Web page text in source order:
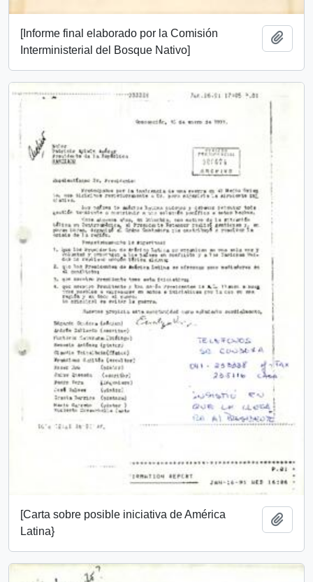
[Informe final elaborado por la Comisión
Interministerial del Bosque Nativo]
[Carta sobre posible iniciativa de América
Latina}